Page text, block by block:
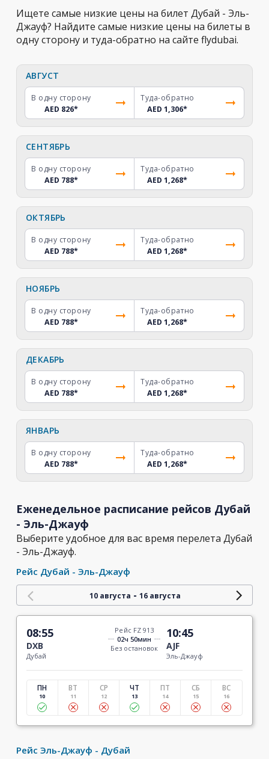
Ищете самые низкие цены на билет Дубай - Эль-
Джауф? Найдите самые низкие цены на билеты в
одну сторону и туда-обратно на сайте flydubai.
АВГУСТ
В одну сторону
AED 826*
Туда-обратно
AED 1,306*
СЕНТЯБРЬ
В одну сторону
AED 788*
Туда-обратно
AED 1,268*
ОКТЯБРЬ
В одну сторону
AED 788*
Туда-обратно
AED 1,268*
НОЯБРЬ
В одну сторону
AED 788*
Туда-обратно
AED 1,268*
ДЕКАБРЬ
В одну сторону
AED 788*
Туда-обратно
AED 1,268*
ЯНВАРЬ
В одну сторону
AED 788*
Туда-обратно
AED 1,268*
Еженедельное расписание рейсов Дубай
- Эль-Джауф
Выберите удобное для вас время перелета Дубай
- Эль-Джауф.
Рейс Дубай - Эль-Джауф
10 августа - 16 августа
08:55
DXB
Дубай
Рейс FZ 913
02ч 50мин
Без остановок
10:45
AJF
Эль-Джауф
ПН
10
ВТ
11
СР
12
ЧТ
13
ПТ
14
СБ
15
ВС
16
Рейс Эль-Джауф - Дубай